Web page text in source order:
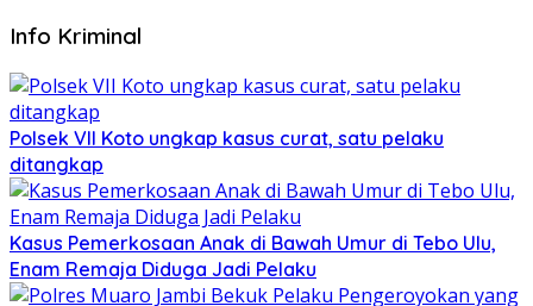
Info Kriminal
Polsek VII Koto ungkap kasus curat, satu pelaku
ditangkap
Kasus Pemerkosaan Anak di Bawah Umur di Tebo Ulu,
Enam Remaja Diduga Jadi Pelaku